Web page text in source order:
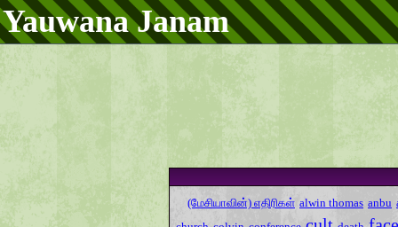
Yauwana Janam
(மேசியாவின்) எதிரிகள் alwin thomas anbu